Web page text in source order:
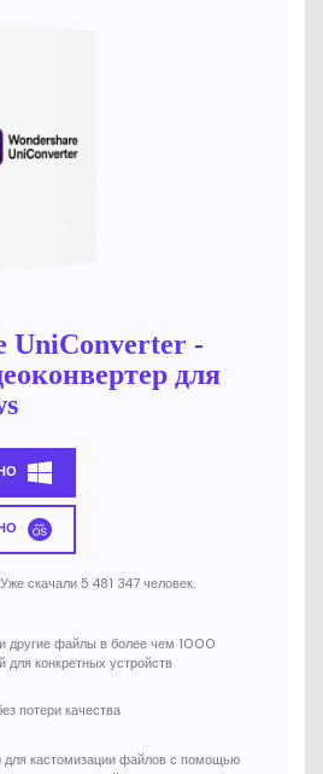
UniConverter -
для
скачали 5 481 347 человек.
и другие файлы в более чем 1000
конкретных устройств
потери качества
для кастомизации файлов с помощью